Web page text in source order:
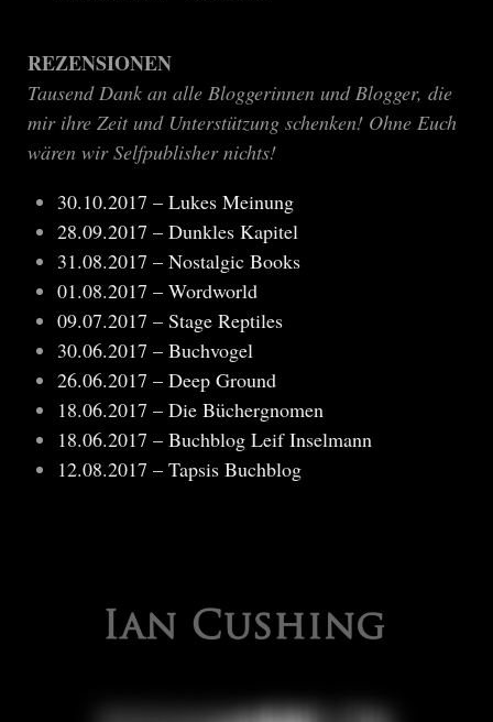
REZENSIONEN
Tausend Dank an alle Bloggerinnen und Blogger, die
mir ihre Zeit und Unterstützung schenken! Ohne Euch
wären wir Selfpublisher nichts!
30.10.2017 – Lukes Meinung
28.09.2017 – Dunkles Kapitel
31.08.2017 – Nostalgic Books
01.08.2017 – Wordworld
09.07.2017 – Stage Reptiles
30.06.2017 – Buchvogel
26.06.2017 – Deep Ground
18.06.2017 – Die Büchergnomen
18.06.2017 – Buchblog Leif Inselmann
12.08.2017 – Tapsis Buchblog